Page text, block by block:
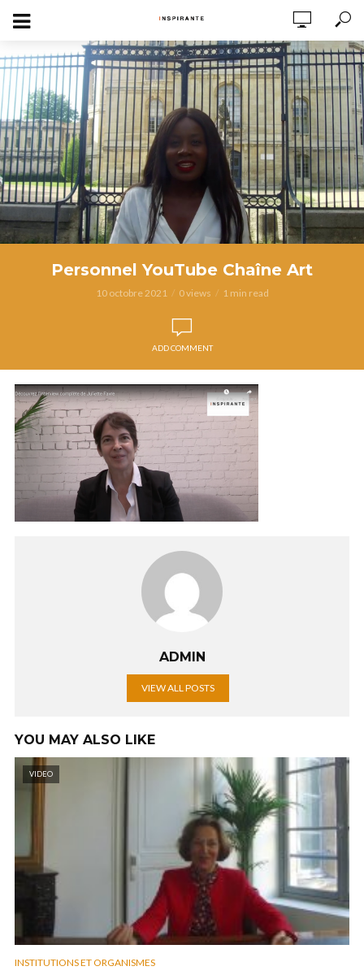
Personnel YouTube Chaîne Art
10 octobre 2021 0 views 1 min read
ADD COMMENT
ADMIN
VIEW ALL POSTS
YOU MAY ALSO LIKE
VIDEO
INSTITUTIONS ET ORGANISMES